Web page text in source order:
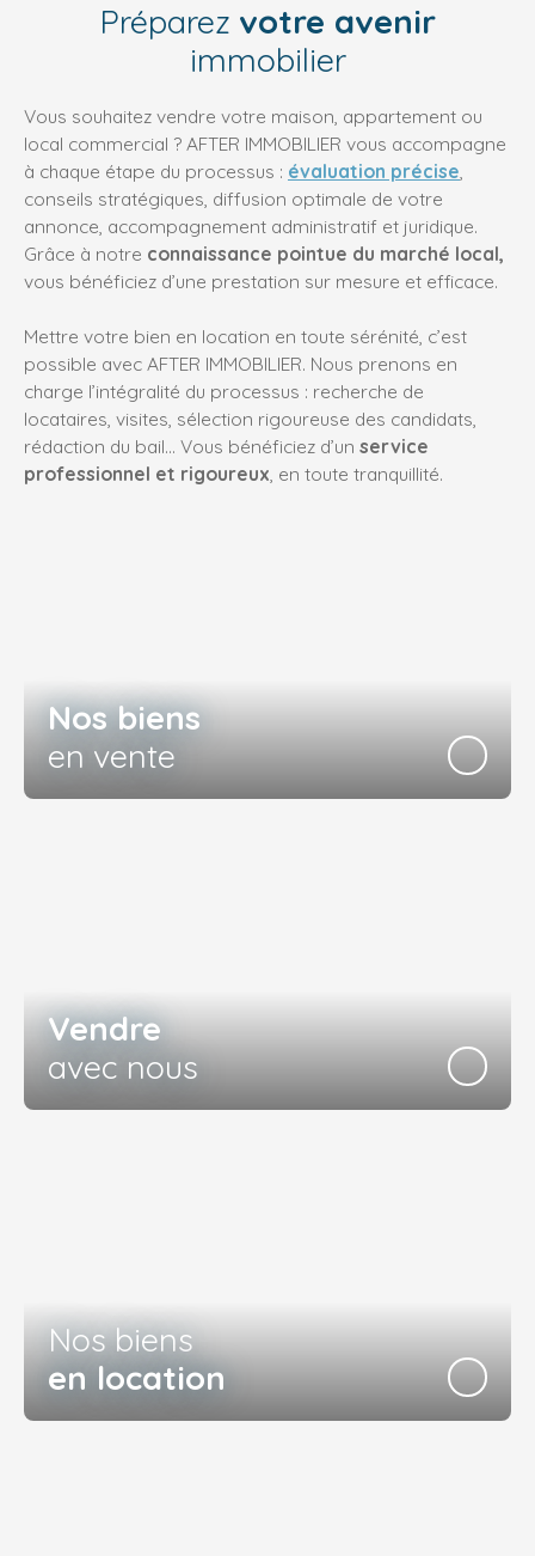
Préparez votre avenir
immobilier
Vous souhaitez vendre votre maison, appartement ou
local commercial ? AFTER IMMOBILIER vous accompagne
à chaque étape du processus : évaluation précise,
conseils stratégiques, diffusion optimale de votre
annonce, accompagnement administratif et juridique.
Grâce à notre connaissance pointue du marché local,
vous bénéficiez d’une prestation sur mesure et efficace.
Mettre votre bien en location en toute sérénité, c’est
possible avec AFTER IMMOBILIER. Nous prenons en
charge l’intégralité du processus : recherche de
locataires, visites, sélection rigoureuse des candidats,
rédaction du bail… Vous bénéficiez d’un service
professionnel et rigoureux, en toute tranquillité.
Nos biens
en vente
Vendre
avec nous
Nos biens
en location